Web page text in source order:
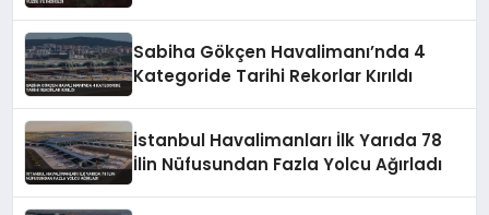
Sabiha Gökçen Havalimanı’nda 4
Kategoride Tarihi Rekorlar Kırıldı
İstanbul Havalimanları İlk Yarıda 78
İlin Nüfusundan Fazla Yolcu Ağırladı